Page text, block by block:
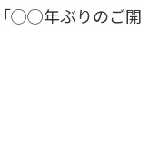
◯◯年ぶりのご開